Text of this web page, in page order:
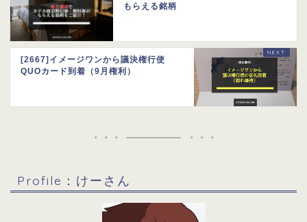
もらえる銘柄
[2667]イメージワンから議決権行使
QUOカード到着（9月権利）
Profile：けーさん